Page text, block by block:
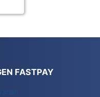
FASTPAY